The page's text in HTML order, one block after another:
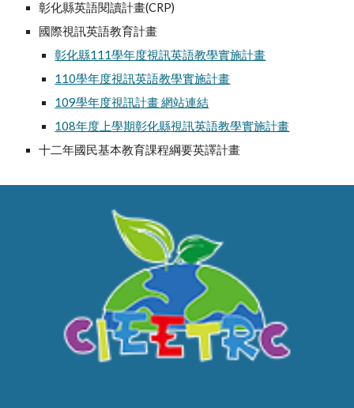
彰化縣英語閱讀計畫(CRP)
國際視訊英語教育計畫
彰化縣111學年度視訊英語教學實施計畫
110學年度視訊英語教學實施計畫
109學年度視訊計畫 網站連結
108年度上學期彰化縣視訊英語教學實施計畫
十二年國民基本教育課程綱要英譯計畫